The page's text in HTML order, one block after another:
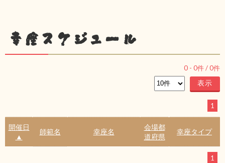
幸座スケジュール
0 - 0件 /0件
1
開催日
▲
師範名 幸座名
会場都
道府県
幸座タイプ
1